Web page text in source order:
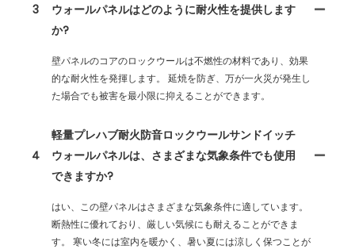
3
ウォールパネルはどのように耐火性を提供します
か?
壁パネルのコアのロックウールは不燃性の材料であり、効果
的な耐火性を発揮します。 延焼を防ぎ、万が一火災が発生し
た場合でも被害を最小限に抑えることができます。
4
軽量プレハブ耐火防音ロックウールサンドイッチ
ウォールパネルは、さまざまな気象条件でも使用
できますか?
はい、この壁パネルはさまざまな気象条件に適しています。
断熱性に優れており、厳しい気候にも耐えることができま
す。 寒い冬には室内を暖かく、暑い夏には涼しく保つことが